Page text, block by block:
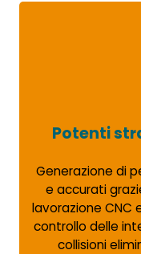
Potenti
Generazione di
e accurati
lavorazione CNC
controllo delle
collisioni